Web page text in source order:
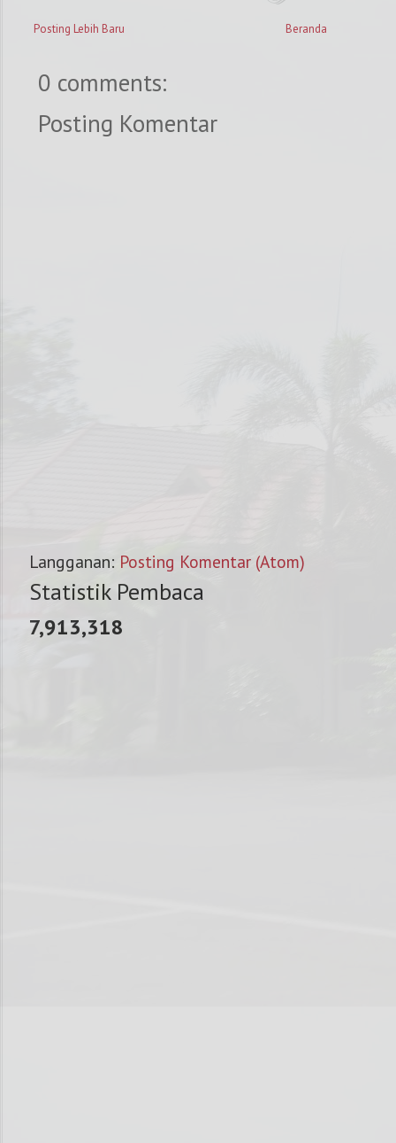
Posting Lebih Baru Beranda
0 comments:
Posting Komentar
Langganan: Posting Komentar (Atom)
Statistik Pembaca
7,913,318